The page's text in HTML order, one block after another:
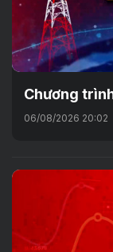
Chương
06/08/2026 20:02